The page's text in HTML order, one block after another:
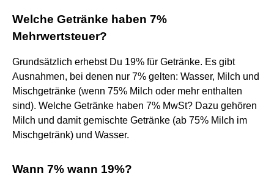
Welche Getränke haben 7%
Mehrwertsteuer?
Grundsätzlich erhebst Du 19% für Getränke. Es gibt
Ausnahmen, bei denen nur 7% gelten: Wasser, Milch und
Mischgetränke (wenn 75% Milch oder mehr enthalten
sind). Welche Getränke haben 7% MwSt? Dazu gehören
Milch und damit gemischte Getränke (ab 75% Milch im
Mischgetränk) und Wasser.
Wann 7% wann 19%?